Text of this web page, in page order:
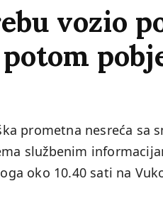
vozio
prometna nesreća sa
službenim
oko 10.40 sati na